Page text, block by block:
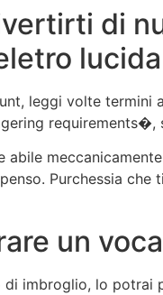
di
lucida
leggi volte termini
Purchessia
un
imbroglio, lo